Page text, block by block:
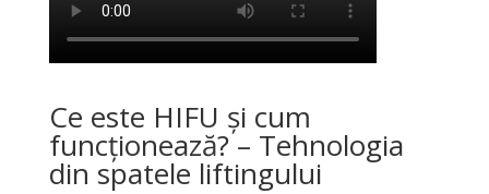
Ce este HIFU și cum
funcționează? – Tehnologia
din spatele liftingului